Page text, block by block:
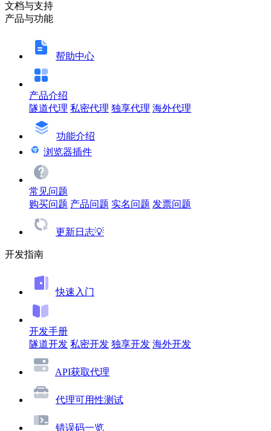
文档与支持
产品与功能
帮助中心
产品介绍
隧道代理 私密代理 独享代理 海外代理
功能介绍
浏览器插件
常见问题
购买问题 产品问题 实名问题 发票问题
更新日志💡
开发指南
快速入门
开发手册
隧道开发 私密开发 独享开发 海外开发
API获取代理
代理可用性测试
错误码一览